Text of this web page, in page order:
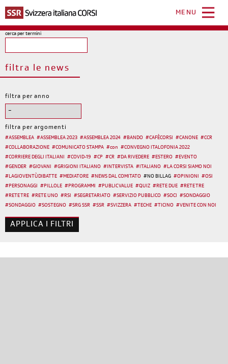
contenuto
principale
MENU
cerca per termini
filtra le news
filtra per anno
filtra per argomenti
#ASSEMBLEA #ASSEMBLEA 2023 #ASSEMBLEA 2024 #BANDO #CAFÈCORSI #CANONE #CCR
#COLLABORAZIONE #COMUNICATO STAMPA #con #CONVEGNO ITALOFONIA 2022
#CORRIERE DEGLI ITALIANI #COVID-19 #CP #CR #DA RIVEDERE #ESTERO #EVENTO
#GENDER #GIOVANI #GRIGIONI ITALIANO #INTERVISTA #ITALIANO #LA CORSI SIAMO NOI
#LAGIOVENTÙDIBATTE #MEDIATORE #NEWS DAL COMITATO #NO BILLAG #OPINIONI #OSI
#PERSONAGGI #PILLOLE #PROGRAMMI #PUBLIC VALUE #QUIZ #RETE DUE #RETE TRE
#RETE TRE #RETE UNO #RSI #SEGRETARIATO #SERVIZIO PUBBLICO #SOCI #SONDAGGIO
#SONDAGGIO #SOSTEGNO #SRG SSR #SSR #SVIZZERA # TECHE # TICINO #VENITE CON NOI